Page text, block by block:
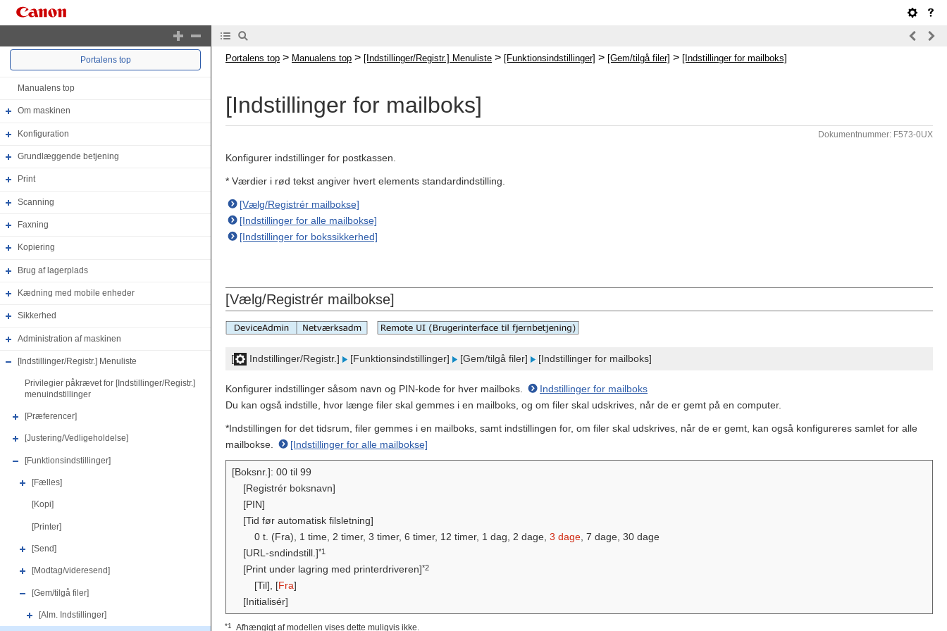
Portalens top
Manualens top
Om maskinen
Konfiguration
Grundlæggende betjening
Print
Scanning
Faxning
Kopiering
Brug af lagerplads
Kædning med mobile enheder
Sikkerhed
Administration af maskinen
[Indstillinger/Registr.] Menuliste
Privilegier påkrævet for [Indstillinger/Registr.]
menuindstillinger
[Præferencer]
[Justering/Vedligeholdelse]
[Funktionsindstillinger]
[Fælles]
[Kopi]
[Printer]
[Send]
[Modtag/videresend]
[Gem/tilgå filer]
[Alm. Indstillinger]
Portalens top > Manualens top > [Indstillinger/Registr.] Menuliste > [Funktionsindstillinger] > [Gem/tilgå filer] > [Indstillinger for mailboks]
[Indstillinger for mailboks]
Dokumentnummer: F573-0UX
Konfigurer indstillinger for postkassen.
* Værdier i rød tekst angiver hvert elements standardindstilling.
[Vælg/Registrér mailbokse]
[Indstillinger for alle mailbokse]
[Indstillinger for bokssikkerhed]
[Vælg/Registrér mailbokse]
[ Indstillinger/Registr.] [Funktionsindstillinger] [Gem/tilgå filer] [Indstillinger for mailboks]
Konfigurer indstillinger såsom navn og PIN-kode for hver mailboks.
Indstillinger for mailboks
Du kan også indstille, hvor længe filer skal gemmes i en mailboks, og om filer skal udskrives, når de er gemt på en computer.
*Indstillingen for det tidsrum, filer gemmes i en mailboks, samt indstillingen for, om filer skal udskrives, når de er gemt, kan også konfigureres samlet for alle
mailbokse.
[Indstillinger for alle mailbokse]
[Boksnr.]: 00 til 99
[Registrér boksnavn]
[PIN]
[Tid før automatisk filsletning]
0 t. (Fra), 1 time, 2 timer, 3 timer, 6 timer, 12 timer, 1 dag, 2 dage, 3 dage , 7 dage, 30 dage
[URL-sndindstill.]*1
[Print under lagring med printerdriveren]*2
[Til], [Fra]
[Initialisér]
*1 Afhængigt af modellen vises dette muligvis ikke.